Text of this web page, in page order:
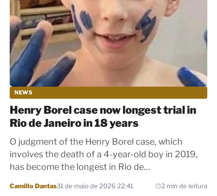
NEWS
Henry Borel case now longest trial in
Rio de Janeiro in 18 years
O judgment of the Henry Borel case, which
involves the death of a 4-year-old boy in 2019,
has become the longest in Rio de…
Por
Camillo Dantas31 de maio de 2026 22:41 2 min de leitura